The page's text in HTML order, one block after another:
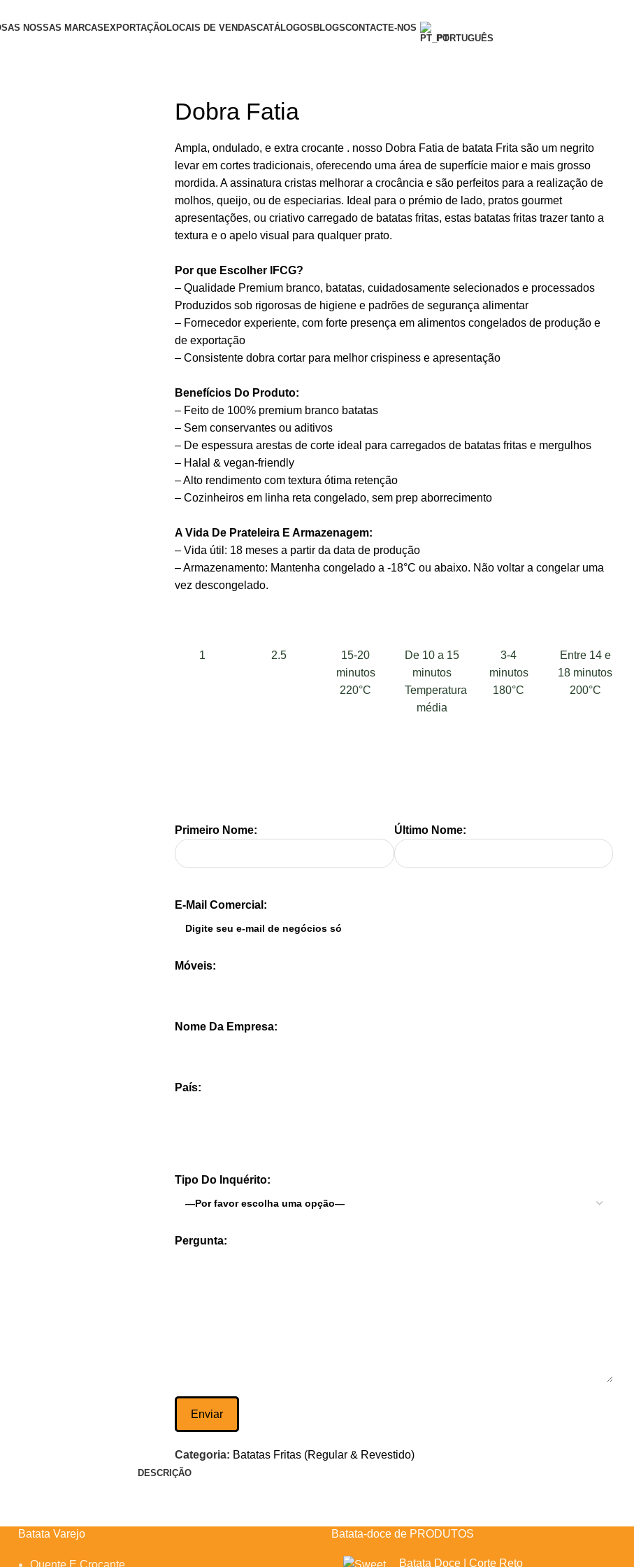
AS NOSSAS MARCAS EXPORTAÇÃOLOCAIS DE VENDASCATÁLOGOS BLOGSCONTACTE-NOS
PORTUGUÊS
Dobra Fatia
Ampla, ondulado, e extra crocante . nosso Dobra Fatia de batata Frita são um negrito
levar em cortes tradicionais, oferecendo uma área de superfície maior e mais grosso
mordida. A assinatura cristas melhorar a crocância e são perfeitos para a realização de
molhos, queijo, ou de especiarias. Ideal para o prémio de lado, pratos gourmet
apresentações, ou criativo carregado de batatas fritas, estas batatas fritas trazer tanto a
textura e o apelo visual para qualquer prato.
Por que Escolher IFCG?
– Qualidade Premium branco, batatas, cuidadosamente selecionados e processados
Produzidos sob rigorosas de higiene e padrões de segurança alimentar
– Fornecedor experiente, com forte presença em alimentos congelados de produção e
de exportação
– Consistente dobra cortar para melhor crispiness e apresentação
Benefícios Do Produto:
– Feito de 100% premium branco batatas
– Sem conservantes ou aditivos
– De espessura arestas de corte ideal para carregados de batatas fritas e mergulhos
– Halal & vegan-friendly
– Alto rendimento com textura ótima retenção
– Cozinheiros em linha reta congelado, sem prep aborrecimento
A Vida De Prateleira E Armazenagem:
– Vida útil: 18 meses a partir da data de produção
– Armazenamento: Mantenha congelado a -18°C ou abaixo. Não voltar a congelar uma
vez descongelado.
1 2.5
15-20
minutos
220°C
De 10 a 15
minutos
Temperatura
média
3-4
minutos
180°C
Entre 14 e
18 minutos
200°C
Primeiro Nome: Último Nome:
E-Mail Comercial:
Móveis:
Nome Da Empresa:
País:
Tipo Do Inquérito:
Pergunta:
Categoria: Batatas Fritas (Regular & Revestido)
DESCRIÇÃO
Batata Varejo
Quente E Crocante
Batata-doce de PRODUTOS
Batata Doce | Corte Reto